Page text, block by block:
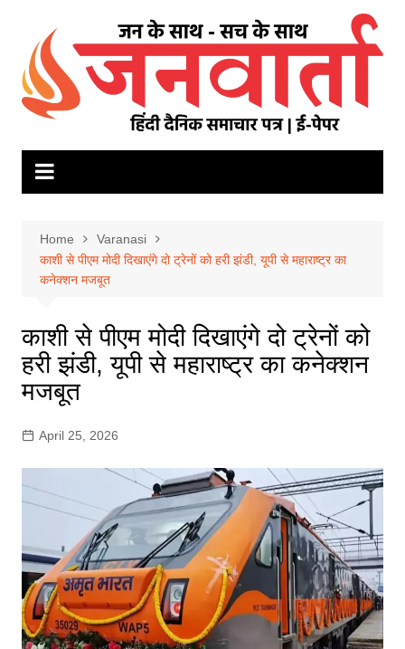
content
Home
Varanasi
काशी से पीएम मोदी दिखाएंगे दो ट्रेनों को हरी झंडी, यूपी से महाराष्ट्र का
कनेक्शन मजबूत
काशी से पीएम मोदी दिखाएंगे दो ट्रेनों को
हरी झंडी, यूपी से महाराष्ट्र का कनेक्शन
मजबूत
April 25, 2026